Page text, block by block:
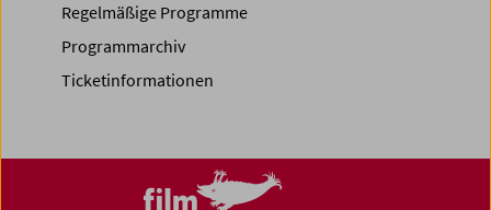
Regelmäßige Programme
Programmarchiv
Ticketinformationen